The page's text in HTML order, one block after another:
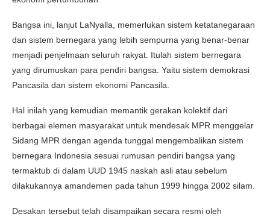
Bangsa ini, lanjut LaNyalla, memerlukan sistem ketatanegaraan
dan sistem bernegara yang lebih sempurna yang benar-benar
menjadi penjelmaan seluruh rakyat. Itulah sistem bernegara
yang dirumuskan para pendiri bangsa. Yaitu sistem demokrasi
Pancasila dan sistem ekonomi Pancasila.
Hal inilah yang kemudian memantik gerakan kolektif dari
berbagai elemen masyarakat untuk mendesak MPR menggelar
Sidang MPR dengan agenda tunggal mengembalikan sistem
bernegara Indonesia sesuai rumusan pendiri bangsa yang
termaktub di dalam UUD 1945 naskah asli atau sebelum
dilakukannya amandemen pada tahun 1999 hingga 2002 silam.
Desakan tersebut telah disampaikan secara resmi oleh